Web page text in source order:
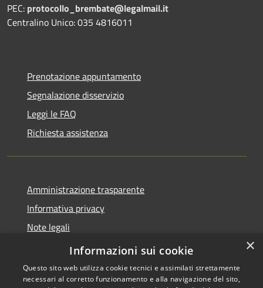
PEC: protocollo_brembate@legalmail.it
Centralino Unico: 035 4816011
Prenotazione appuntamento
Segnalazione disservizio
Leggi le FAQ
Richiesta assistenza
Amministrazione trasparente
Informativa privacy
Note legali
Dichiarazione di accessibilità
×
Informazioni sui cookie
Questo sito web utilizza cookie tecnici e assimilati strettamente
necessari al corretto funzionamento e alla navigazione del sito,